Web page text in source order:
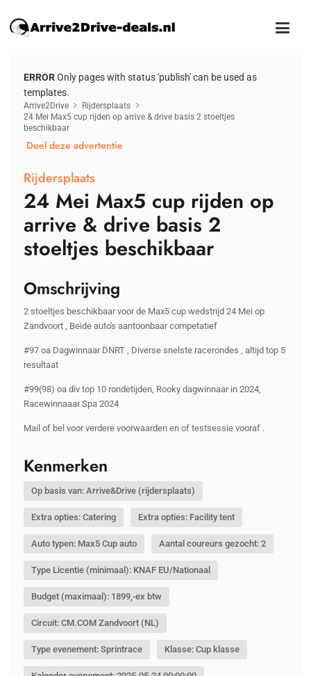
ERROROnly pages with status 'publish' can be used as
templates.
Arrive2Drive
Rijdersplaats
24 Mei Max5 cup rijden op arrive & drive basis 2 stoeltjes
beschikbaar
Deel deze advertentie
Rijdersplaats
24 Mei Max5 cup rijden op
arrive & drive basis 2
stoeltjes beschikbaar
Omschrijving
2 stoeltjes beschikbaar voor de Max5 cup wedstrijd 24 Mei op
Zandvoort , Beide auto's aantoonbaar competatief
#97 oa Dagwinnaar DNRT , Diverse snelste racerondes , altijd top 5
resultaat
#99(98) oa div top 10 rondetijden, Rooky dagwinnaar in 2024,
Racewinnaaar Spa 2024
Mail of bel voor verdere voorwaarden en of testsessie vooraf .
Kenmerken
Op basis van: Arrive&Drive (rijdersplaats)
Extra opties: Catering Extra opties: Facility tent
Auto typen: Max5 Cup auto Aantal coureurs gezocht: 2
Type Licentie (minimaal): KNAF EU/Nationaal
Budget (maximaal): 1899,-ex btw
Circuit: CM.COM Zandvoort (NL)
Type evenement: Sprintrace Klasse: Cup klasse